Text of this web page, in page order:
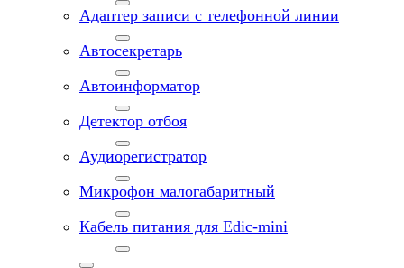
Адаптер записи с телефонной линии
Автосекретарь
Автоинформатор
Детектор отбоя
Аудиорегистратор
Микрофон малогабаритный
Кабель питания для Edic-mini